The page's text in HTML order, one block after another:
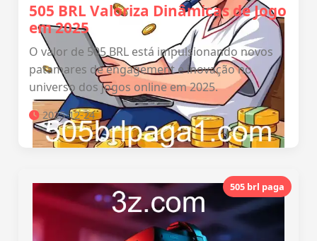
505 BRL Valoriza Dinâmicas de Jogo
em 2025
O valor de 505 BRL está impulsionando novos
patamares de engagement e inovação no
universo dos jogos online em 2025.
2025-12-24
505 brl paga